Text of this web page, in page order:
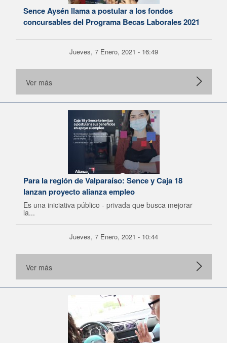
Sence Aysén llama a postular a los fondos
concursables del Programa Becas Laborales 2021
Jueves, 7 Enero, 2021 - 16:49
Ver más
Para la región de Valparaíso: Sence y Caja 18
lanzan proyecto alianza empleo
Es una iniciativa público - privada que busca mejorar
la...
Jueves, 7 Enero, 2021 - 10:44
Ver más